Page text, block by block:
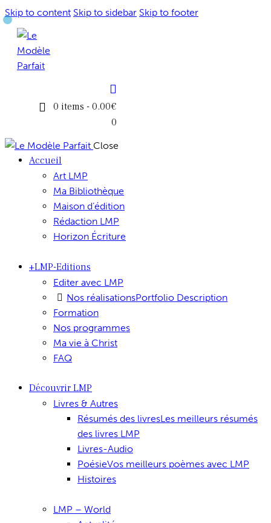
Skip to content Skip to sidebar Skip to footer
0 items - 0.00€
0
Close
Accueil
Art LMP
Ma Bibliothèque
Maison d’édition
Rédaction LMP
Horizon Écriture
+LMP-Editions
Editer avec LMP
Nos réalisationsPortfolio Description
Formation
Nos programmes
Ma vie à Christ
FAQ
Découvrir LMP
Livres & Autres
Résumés des livresLes meilleurs résumés
des livres LMP
Livres-Audio
PoésieVos meilleurs poèmes avec LMP
Histoires
LMP – World